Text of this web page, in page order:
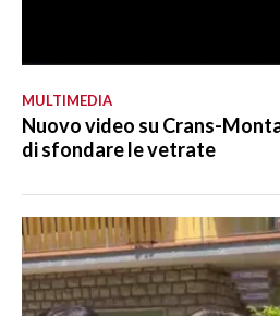
MULTIMEDIA
Nuovo video su Crans-
di sfondare le vetrate